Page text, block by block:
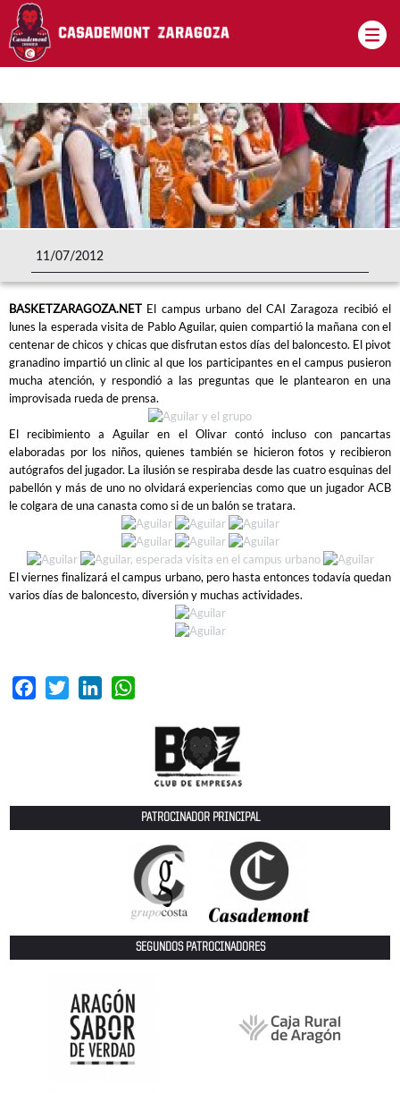
Pasar al contenido principal
11/07/2012
BASKETZARAGOZA.NET El campus urbano del CAI Zaragoza recibió el
lunes la esperada visita de Pablo Aguilar, quien compartió la mañana con el
centenar de chicos y chicas que disfrutan estos días del baloncesto. El pivot
granadino impartió un clinic al que los participantes en el campus pusieron
mucha atención, y respondió a las preguntas que le plantearon en una
improvisada rueda de prensa.
El recibimiento a Aguilar en el Olivar contó incluso con pancartas
elaboradas por los niños, quienes también se hicieron fotos y recibieron
autógrafos del jugador. La ilusión se respiraba desde las cuatro esquinas del
pabellón y más de uno no olvidará experiencias como que un jugador ACB
le colgara de una canasta como si de un balón se tratara.
El viernes finalizará el campus urbano, pero hasta entonces todavía quedan
varios días de baloncesto, diversión y muchas actividades.
Facebook
Twitter LinkedIn
PATROCINADOR PRINCIPAL
SEGUNDOS PATROCINADORES